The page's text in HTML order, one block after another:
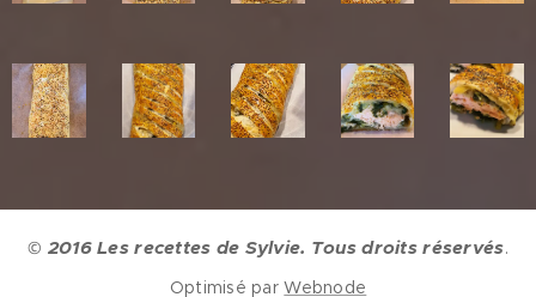
© 2016 Les recettes de Sylvie. Tous droits réservés.
Optimisé parWebnode